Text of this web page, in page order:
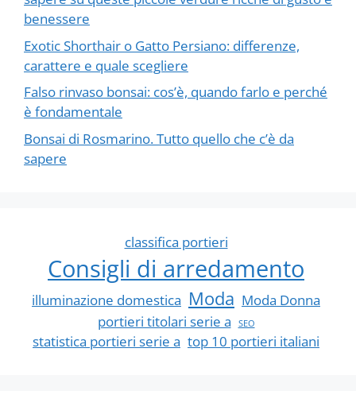
benessere
Exotic Shorthair o Gatto Persiano: differenze,
carattere e quale scegliere
Falso rinvaso bonsai: cos’è, quando farlo e perché
è fondamentale
Bonsai di Rosmarino. Tutto quello che c’è da
sapere
classifica portieri
Consigli di arredamento
illuminazione domestica Moda Moda Donna
portieri titolari serie a
SEO
statistica portieri serie a top 10 portieri italiani